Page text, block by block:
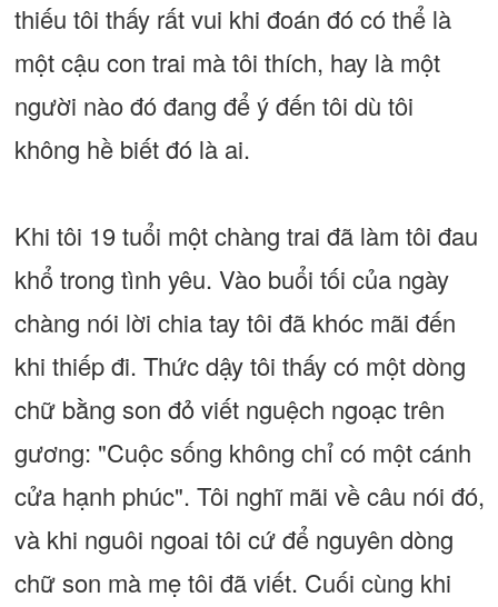
thiếu tôi thấy rất vui khi đoán đó có thể là
một cậu con trai mà tôi thích, hay là một
người nào đó đang để ý đến tôi dù tôi
không hề biết đó là ai.
Khi tôi 19 tuổi một chàng trai đã làm tôi đau
khổ trong tình yêu. Vào buổi tối của ngày
chàng nói lời chia tay tôi đã khóc mãi đến
khi thiếp đi. Thức dậy tôi thấy có một dòng
chữ bằng son đỏ viết nguệch ngoạc trên
gương: "Cuộc sống không chỉ có một cánh
cửa hạnh phúc". Tôi nghĩ mãi về câu nói đó,
và khi nguôi ngoai tôi cứ để nguyên dòng
chữ son mà mẹ tôi đã viết. Cuối cùng khi